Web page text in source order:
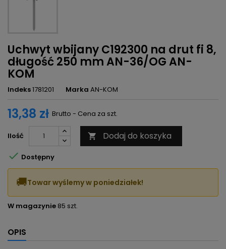
Uchwyt wbijany C192300 na drut fi 8,
długość 250 mm AN-36/OG AN-
KOM
Indeks1781201 Marka AN-KOM
13,38 zł Brutto - Cena za szt.
Ilość  Dodaj do koszyka
 Dostępny
🚚Towar wyślemy w poniedziałek!
W magazynie 85 szt.
OPIS